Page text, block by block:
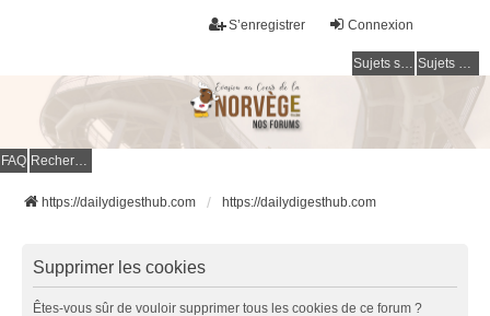
Connexion
S’enregistrer
Sujets sans réponse Sujets actifs
FAQ Rechercher
https://dailydigesthub.com https://dailydigesthub.com
Supprimer les cookies
Êtes-vous sûr de vouloir supprimer tous les cookies de ce forum ?